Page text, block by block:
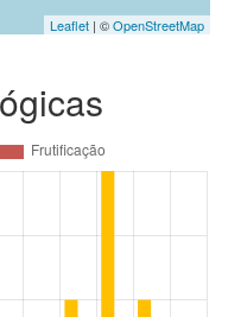
Leaflet | ©OpenStreetMap